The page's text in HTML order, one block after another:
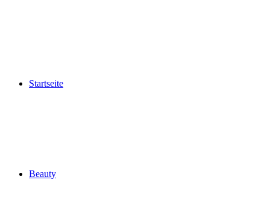
Startseite
Beauty